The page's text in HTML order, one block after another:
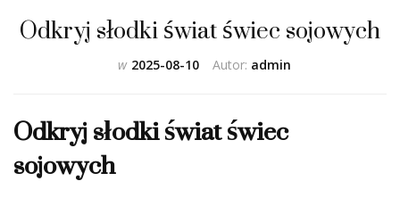
Odkryj słodki świat świec sojowych
Autor: admin
w 2025-08-10
Odkryj słodki świat świec
sojowych